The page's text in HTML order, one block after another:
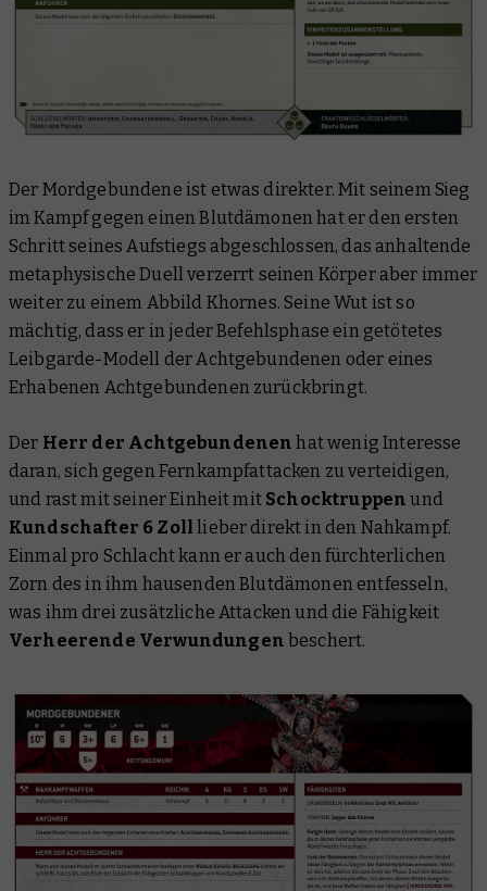
Der Mordgebundene ist etwas direkter. Mit seinem Sieg
im Kampf gegen einen Blutdämonen hat er den ersten
Schritt seines Aufstiegs abgeschlossen, das anhaltende
metaphysische Duell verzerrt seinen Körper aber immer
weiter zu einem Abbild Khornes. Seine Wut ist so
mächtig, dass er in jeder Befehlsphase ein getötetes
Leibgarde-Modell der Achtgebundenen oder eines
Erhabenen Achtgebundenen zurückbringt.
Der Herr der Achtgebundenen hat wenig Interesse
daran, sich gegen Fernkampfattacken zu verteidigen,
und rast mit seiner Einheit mit Schocktruppen und
Kundschafter 6 Zoll lieber direkt in den Nahkampf.
Einmal pro Schlacht kann er auch den fürchterlichen
Zorn des in ihm hausenden Blutdämonen entfesseln,
was ihm drei zusätzliche Attacken und die Fähigkeit
Verheerende Verwundungen beschert.